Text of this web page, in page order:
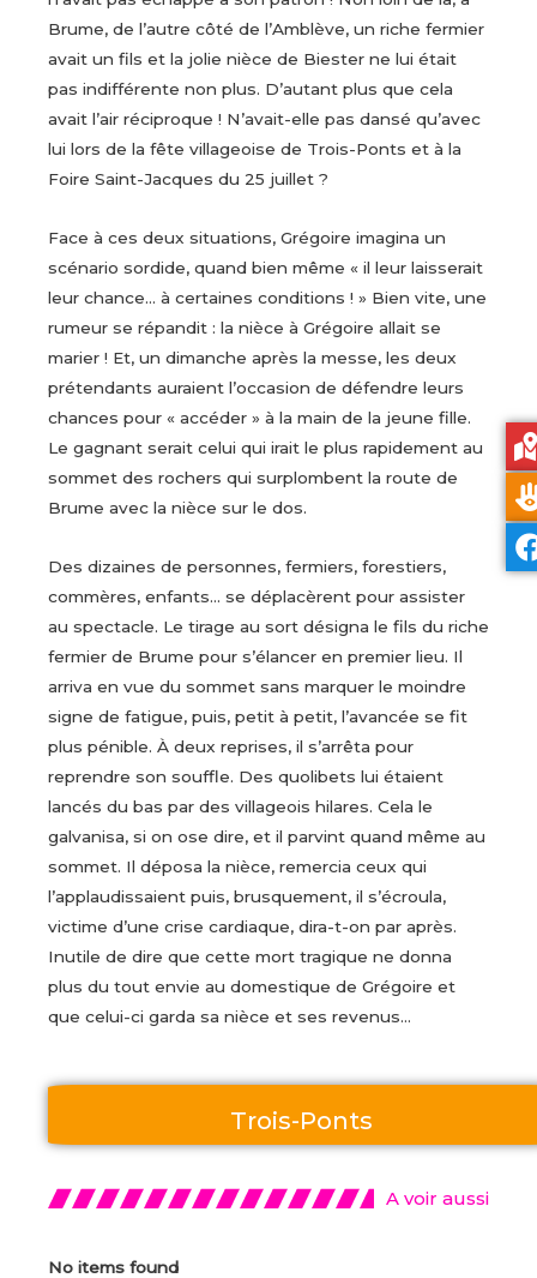
Brume, de l’autre côté de l’Amblève, un riche fermier
avait un fils et la jolie nièce de Biester ne lui était
pas indifférente non plus. D’autant plus que cela
avait l’air réciproque ! N’avait-elle pas dansé qu’avec
lui lors de la fête villageoise de Trois-Ponts et à la
Foire Saint-Jacques du 25 juillet ?
Face à ces deux situations, Grégoire imagina un
scénario sordide, quand bien même « il leur laisserait
leur chance… à certaines conditions ! » Bien vite, une
rumeur se répandit : la nièce à Grégoire allait se
marier ! Et, un dimanche après la messe, les deux
prétendants auraient l’occasion de défendre leurs
chances pour « accéder » à la main de la jeune fille.
Le gagnant serait celui qui irait le plus rapidement au
sommet des rochers qui surplombent la route de
Brume avec la nièce sur le dos.
Des dizaines de personnes, fermiers, forestiers,
commères, enfants… se déplacèrent pour assister
au spectacle. Le tirage au sort désigna le fils du riche
fermier de Brume pour s’élancer en premier lieu. Il
arriva en vue du sommet sans marquer le moindre
signe de fatigue, puis, petit à petit, l’avancée se fit
plus pénible. À deux reprises, il s’arrêta pour
reprendre son souffle. Des quolibets lui étaient
lancés du bas par des villageois hilares. Cela le
galvanisa, si on ose dire, et il parvint quand même au
sommet. Il déposa la nièce, remercia ceux qui
l’applaudissaient puis, brusquement, il s’écroula,
victime d’une crise cardiaque, dira-t-on par après.
Inutile de dire que cette mort tragique ne donna
plus du tout envie au domestique de Grégoire et
que celui-ci garda sa nièce et ses revenus…
Trois-Ponts
A voir aussi
No items found